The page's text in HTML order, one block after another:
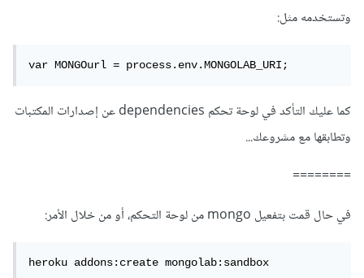
وتستخدمه مثل:
كما عليك التأكد في لوحة تحكم dependencies عن إصدارات المكتبات
وتطابقها مع مشروعك...
========
في حال قمت بتفعيل mongo من لوحة التحكم، أو من خلال الأمر:
heroku addons:create mongolab:sandbox